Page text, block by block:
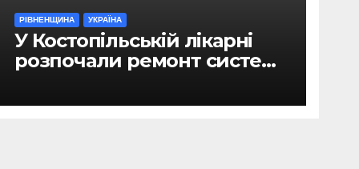
РІВНЕНЩИНА УКРАЇНА
У Костопільській лікарні
розпочали ремонт системи